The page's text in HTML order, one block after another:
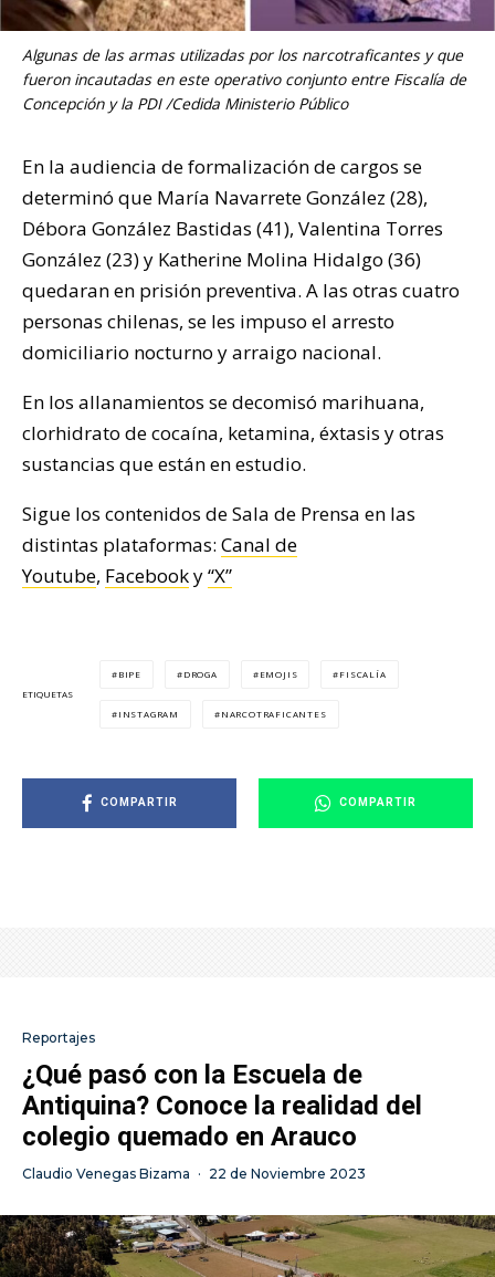
Algunas de las armas utilizadas por los narcotraficantes y que
fueron incautadas en este operativo conjunto entre Fiscalía de
Concepción y la PDI /Cedida Ministerio Público
En la audiencia de formalización de cargos se
determinó que María Navarrete González (28),
Débora González Bastidas (41), Valentina Torres
González (23) y Katherine Molina Hidalgo (36)
quedaran en prisión preventiva. A las otras cuatro
personas chilenas, se les impuso el arresto
domiciliario nocturno y arraigo nacional.
En los allanamientos se decomisó marihuana,
clorhidrato de cocaína, ketamina, éxtasis y otras
sustancias que están en estudio.
Sigue los contenidos de Sala de Prensa en las
distintas plataformas: Canal de
Youtube, Facebooky“X”
ETIQUETAS
BIPE DROGA EMOJIS FISCALÍA
INSTAGRAM NARCOTRAFICANTES
COMPARTIR COMPARTIR
Reportajes
¿Qué pasó con la Escuela de
Antiquina? Conoce la realidad del
colegio quemado en Arauco
Claudio Venegas Bizama · 22 de Noviembre 2023